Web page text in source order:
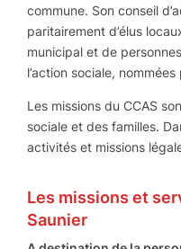
commune. Son conseil
paritairement d’élus
municipal et de
l’action sociale,
Les missions du CCAS
sociale et des familles.
activités et missions
Les missions et
Saunier